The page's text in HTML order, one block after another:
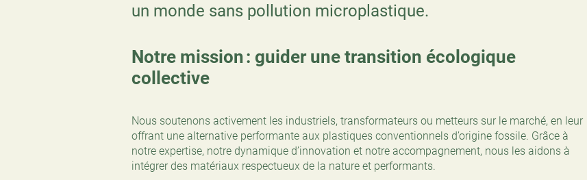
un monde sans pollution microplastique.
Notre mission : guider une transition écologique
collective
Nous soutenons activement les industriels, transformateurs ou metteurs sur le marché, en leur
offrant une alternative performante aux plastiques conventionnels d’origine fossile. Grâce à
notre expertise, notre dynamique d’innovation et notre accompagnement, nous les aidons à
intégrer des matériaux respectueux de la nature et performants.